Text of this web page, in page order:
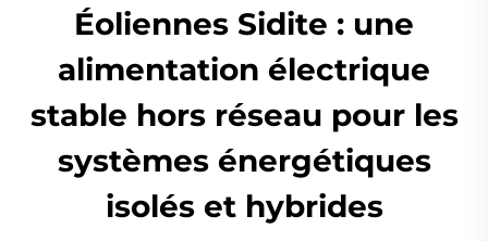
Éoliennes Sidite : une
alimentation électrique
stable hors réseau pour les
systèmes énergétiques
isolés et hybrides